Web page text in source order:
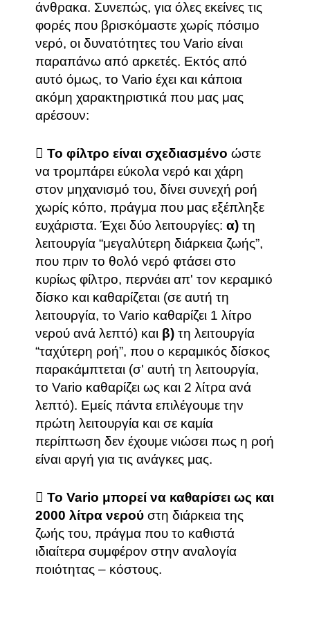
άνθρακα. Συνεπώς, για όλες εκείνες τις
φορές που βρισκόμαστε χωρίς πόσιμο
νερό, οι δυνατότητες του Vario είναι
παραπάνω από αρκετές. Εκτός από
αυτό όμως, το Vario έχει και κάποια
ακόμη χαρακτηριστικά που μας μας
αρέσουν:
Το φίλτρο είναι σχεδιασμένο ώστε
να τρομπάρει εύκολα νερό και χάρη
στον μηχανισμό του, δίνει συνεχή ροή
χωρίς κόπο, πράγμα που μας εξέπληξε
ευχάριστα. Έχει δύο λειτουργίες: α)τη
λειτουργία “μεγαλύτερη διάρκεια ζωής”,
που πριν το θολό νερό φτάσει στο
κυρίως φίλτρο, περνάει απ' τον κεραμικό
δίσκο και καθαρίζεται (σε αυτή τη
λειτουργία, το Vario καθαρίζει 1 λίτρο
νερού ανά λεπτό) και β)τη λειτουργία
“ταχύτερη ροή”, που ο κεραμικός δίσκος
παρακάμπτεται (σ' αυτή τη λειτουργία,
το Vario καθαρίζει ως και 2 λίτρα ανά
λεπτό). Εμείς πάντα επιλέγουμε την
πρώτη λειτουργία και σε καμία
περίπτωση δεν έχουμε νιώσει πως η ροή
είναι αργή για τις ανάγκες μας.
Το Vario μπορεί να καθαρίσει ως και
2000 λίτρα νερούστη διάρκεια της
ζωής του, πράγμα που το καθιστά
ιδιαίτερα συμφέρον στην αναλογία
ποιότητας – κόστους.